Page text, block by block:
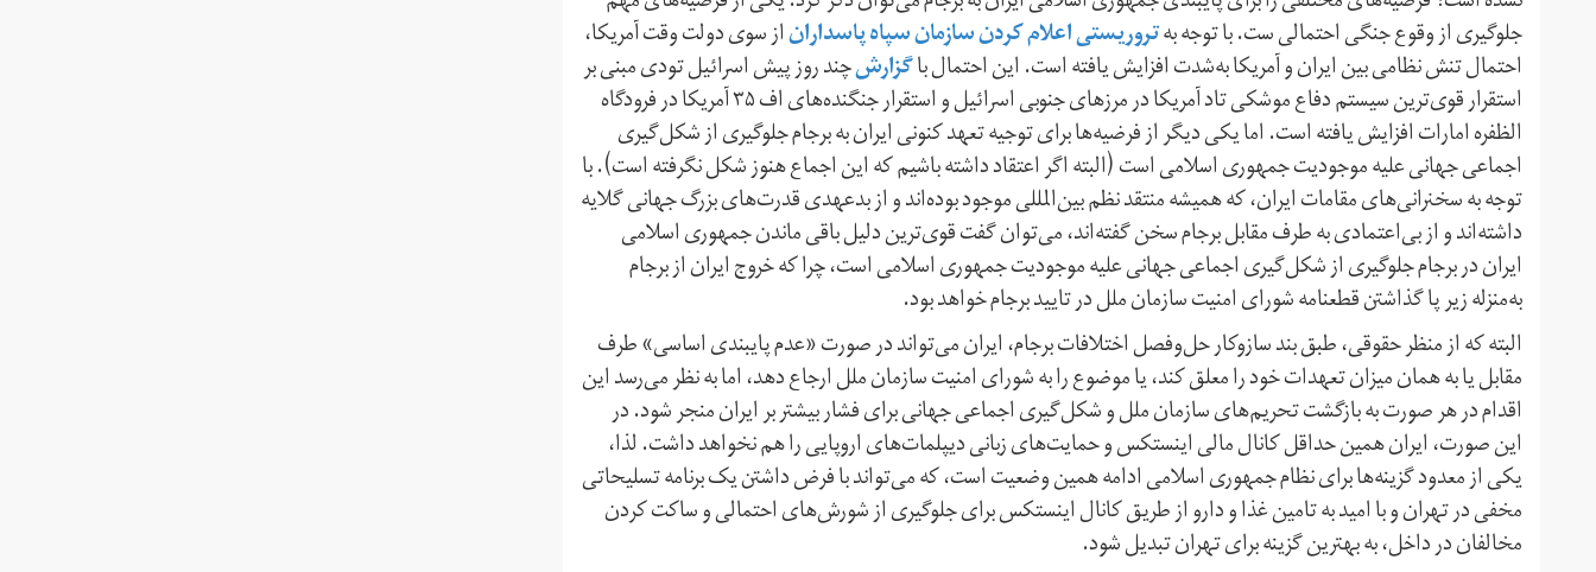
جلوگیری از وقوع جنگی احتمالی ست. با توجه بهتروریستی اعلام کردن سازمان سپاه پاسداراناز سوی دولت وقت آمریکا،
احتمال تنش نظامی بین ایران و آمریکا به‌شدت افزایش یافته است. این احتمال باگزارشچند روز پیش اسرائیل تودی مبنی بر
استقرار قوی‌ترین سیستم دفاع موشکی تاد آمریکا در مرزهای جنوبی اسرائیل و استقرار جنگنده‌های اف‌ ۳۵ آمریکا در فرودگاه
الظفره امارات افزایش یافته است. اما یکی دیگر از فرضیه‌ها برای توجیه تعهد کنونی ایران به برجام جلوگیری از شکل‌گیری
اجماعی جهانی علیه موجودیت جمهوری اسلامی است (البته اگر اعتقاد داشته باشیم که این اجماع هنوز شکل نگرفته است). با
توجه به سخنرانی‌های مقامات ایران، که همیشه منتقد نظم بین‌المللی موجود بوده‌اند و از بدعهدی قدرت‌های بزرگ جهانی گلایه
داشته‌اند و از بی‌اعتمادی به طرف مقابل برجام سخن گفته‌اند، می‌توان گفت قوی‌ترین دلیل باقی ماندن جمهوری اسلامی
ایران در برجام جلوگیری از شکل‌گیری اجماعی جهانی علیه موجودیت جمهوری اسلامی است، چرا که خروج ایران از برجام
به‌منزله زیر پا گذاشتن قطعنامه شورای امنیت سازمان ملل در تایید برجام خواهد بود.
البته که از منظر حقوقی، طبق بند سازوکار حل‌و‌فصل اختلافات برجام، ایران می‌تواند در صورت «عدم پایبندی اساسی» طرف
مقابل یا به همان میزان تعهدات خود را معلق کند، یا موضوع را به شورای امنیت سازمان ملل ارجاع دهد، اما به نظر می‌رسد این
اقدام در هر صورت به بازگشت تحریم‌های سازمان ملل و شکل‌گیری اجماعی جهانی برای فشار بیشتر بر ایران منجر شود. در
این صورت، ایران همین حداقل کانال مالی اینستکس و حمایت‌های زبانی دیپلمات‌های اروپایی را هم نخواهد داشت. لذا،
یکی از معدود گزینه‌ها برای نظام جمهوری اسلامی ادامه همین وضعیت است، که می‌تواند با فرض داشتن یک برنامه تسلیحاتی
مخفی در تهران و با امید به تامین غذا و دارو از طریق کانال اینستکس برای جلوگیری از شورش‌های احتمالی و ساکت کردن
مخالفان در داخل، به بهترین گزینه برای تهران تبدیل شود.